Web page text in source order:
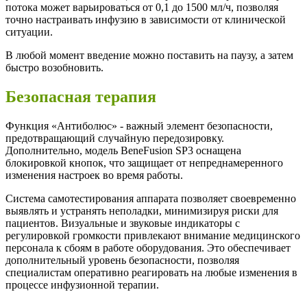
потока может варьироваться от 0,1 до 1500 мл/ч, позволяя
точно настраивать инфузию в зависимости от клинической
ситуации.
В любой момент введение можно поставить на паузу, а затем
быстро возобновить.
Безопасная терапия
Функция «Антиболюс» - важный элемент безопасности,
предотвращающий случайную передозировку.
Дополнительно, модель BeneFusion SP3 оснащена
блокировкой кнопок, что защищает от непреднамеренного
изменения настроек во время работы.
Система самотестирования аппарата позволяет своевременно
выявлять и устранять неполадки, минимизируя риски для
пациентов. Визуальные и звуковые индикаторы с
регулировкой громкости привлекают внимание медицинского
персонала к сбоям в работе оборудования. Это обеспечивает
дополнительный уровень безопасности, позволяя
специалистам оперативно реагировать на любые изменения в
процессе инфузионной терапии.